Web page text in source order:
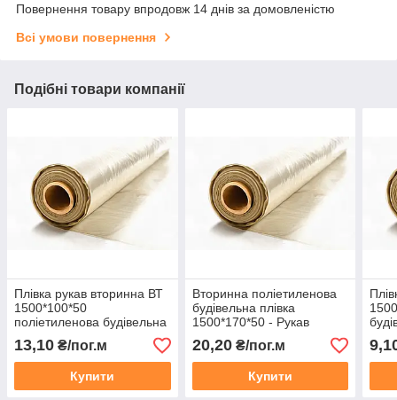
Повернення товару впродовж 14 днів за домовленістю
Всі умови повернення
Подібні товари компанії
Плівка рукав вторинна ВТ
1500*100*50
поліетиленова будівельна
технічна
13,10 ₴/пог.м
Купити
Вторинна поліетиленова
будівельна плівка
1500*170*50 - Рукав
будівельний технічний ВТ
20,20₴/пог.м
Купити